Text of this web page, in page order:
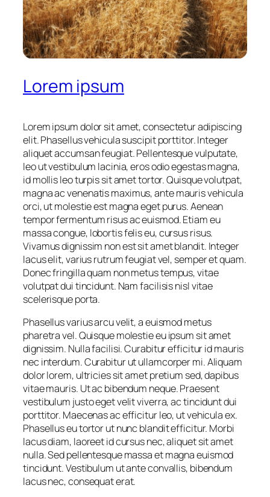
Lorem ipsum
Lorem ipsum dolor sit amet, consectetur adipiscing
elit. Phasellus vehicula suscipit porttitor. Integer
aliquet accumsan feugiat. Pellentesque vulputate,
leo ut vestibulum lacinia, eros odio egestas magna,
id mollis leo turpis sit amet tortor. Quisque volutpat,
magna ac venenatis maximus, ante mauris vehicula
orci, ut molestie est magna eget purus. Aenean
tempor fermentum risus ac euismod. Etiam eu
massa congue, lobortis felis eu, cursus risus.
Vivamus dignissim non est sit amet blandit. Integer
lacus elit, varius rutrum feugiat vel, semper et quam.
Donec fringilla quam non metus tempus, vitae
volutpat dui tincidunt. Nam facilisis nisl vitae
scelerisque porta.
Phasellus varius arcu velit, a euismod metus
pharetra vel. Quisque molestie eu ipsum sit amet
dignissim. Nulla facilisi. Curabitur efficitur id mauris
nec interdum. Curabitur ut ullamcorper mi. Aliquam
dolor lorem, ultricies sit amet pretium sed, dapibus
vitae mauris. Ut ac bibendum neque. Praesent
vestibulum justo eget velit viverra, ac tincidunt dui
porttitor. Maecenas ac efficitur leo, ut vehicula ex.
Phasellus eu tortor ut nunc blandit efficitur. Morbi
lacus diam, laoreet id cursus nec, aliquet sit amet
nulla. Sed pellentesque massa et magna euismod
tincidunt. Vestibulum ut ante convallis, bibendum
lacus nec, consequat erat.